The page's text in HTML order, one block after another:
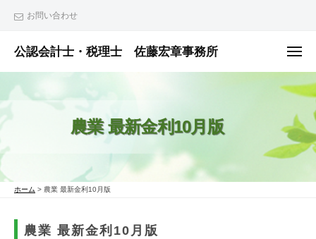
へ
ス
ッ
プ
お問い合わせ
公認会計士・税理士 佐藤宏章事務所
公
認
理
メ
ュ
ー
農業 最新金利10月版
ホーム > 農業 最新金利10月版
農業 最新金利10月版